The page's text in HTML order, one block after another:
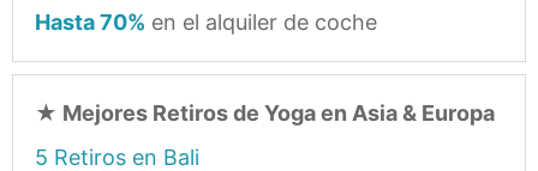
Hasta 70% en el alquiler de coche
★ Mejores Retiros de Yoga en Asia & Europa
5 Retiros en Bali